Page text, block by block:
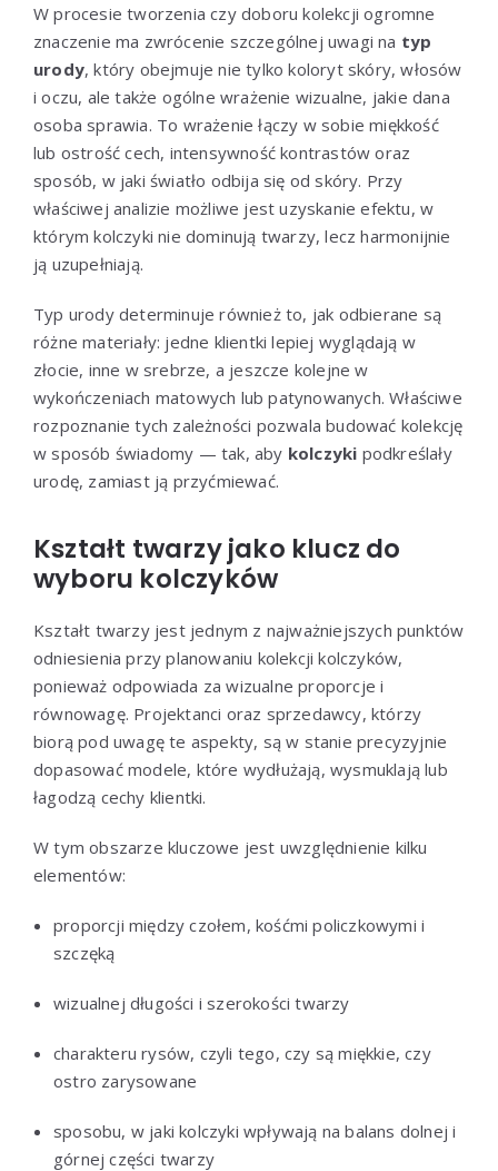
W procesie tworzenia czy doboru kolekcji ogromne
znaczenie ma zwrócenie szczególnej uwagi na typ
urody, który obejmuje nie tylko koloryt skóry, włosów
i oczu, ale także ogólne wrażenie wizualne, jakie dana
osoba sprawia. To wrażenie łączy w sobie miękkość
lub ostrość cech, intensywność kontrastów oraz
sposób, w jaki światło odbija się od skóry. Przy
właściwej analizie możliwe jest uzyskanie efektu, w
którym kolczyki nie dominują twarzy, lecz harmonijnie
ją uzupełniają.
Typ urody determinuje również to, jak odbierane są
różne materiały: jedne klientki lepiej wyglądają w
złocie, inne w srebrze, a jeszcze kolejne w
wykończeniach matowych lub patynowanych. Właściwe
rozpoznanie tych zależności pozwala budować kolekcję
w sposób świadomy — tak, aby kolczyki podkreślały
urodę, zamiast ją przyćmiewać.
Kształt twarzy jako klucz do
wyboru kolczyków
Kształt twarzy jest jednym z najważniejszych punktów
odniesienia przy planowaniu kolekcji kolczyków,
ponieważ odpowiada za wizualne proporcje i
równowagę. Projektanci oraz sprzedawcy, którzy
biorą pod uwagę te aspekty, są w stanie precyzyjnie
dopasować modele, które wydłużają, wysmuklają lub
łagodzą cechy klientki.
W tym obszarze kluczowe jest uwzględnienie kilku
elementów:
proporcji między czołem, kośćmi policzkowymi i
szczęką
wizualnej długości i szerokości twarzy
charakteru rysów, czyli tego, czy są miękkie, czy
ostro zarysowane
sposobu, w jaki kolczyki wpływają na balans dolnej i
górnej części twarzy